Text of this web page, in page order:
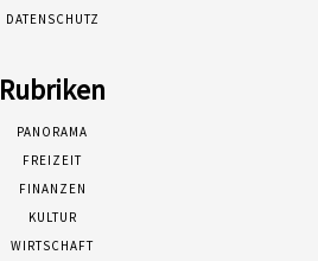
DATENSCHUTZ
Rubriken
PANORAMA
FREIZEIT
FINANZEN
KULTUR
WIRTSCHAFT